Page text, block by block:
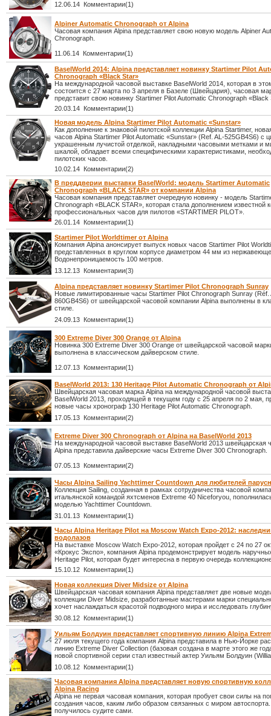
12.06.14 Комментарии(1)
Alpiner Automatic Chronograph от Alpina
Часовая компания Alpina представляет свою новую модель Alpiner
Chronograph.
11.06.14 Комментарии(1)
BaselWorld 2014: Alpina представляет новинку Startimer Pilot
Chronograph «Black Star»
На международной часовой выставке BaselWorld 2014, которая в
состоится с 27 марта по 3 апреля в Базеле (Швейцария), часовая
представит свою новинку Startimer Pilot Automatic Chronograph «Black
20.03.14 Комментарии(1)
Новая модель Alpina Startimer Pilot Automatic «Sunstar»
Как дополнение к знаковой пилотской коллекции Alpina Startimer,
часов Alpina Startimer Pilot Automatic «Sunstar» (Ref. AL-525GB4S6) с
украшенным лучистой отделкой, накладными часовыми метками и
шкалой, обладает всеми специфическими характеристиками,
пилотских часов.
10.02.14 Комментарии(2)
В преддверии выставки BaselWorld: модель Startimer Automatic
Chronograph «BLACK STAR» от компании Alpina
Часовая компания представляет очередную новинку - модель
Chronograph «BLACK STAR», которая стала дополнением известной
профессиональных часов для пилотов «STARTIMER PILOT».
26.01.14 Комментарии(1)
Startimer Pilot Worldtimer от Alpina
Компания Alpina анонсирует выпуск новых часов Startimer Pilot
представленных в круглом корпусе диаметром 44 мм из
Водонепроницаемость 100 метров.
13.12.13 Комментарии(3)
Alpina представляет новинку Startimer Pilot Chronograph Sunray
Новые лимитированные часы Startimer Pilot Chronograph Sunray (Réf.
860GB4S6) от швейцарской часовой компании Alpina выполнены в
стиле.
24.09.13 Комментарии(1)
300 Extreme Diver 300 Orange от Alpina
Новинка 300 Extreme Diver 300 Orange от швейцарской часовой
выполнена в классическом дайверском стиле.
12.07.13 Комментарии(1)
BaselWorld 2013: 130 Heritage Pilot Automatic Chronograph от
Швейцарская часовая марка Alpina на международной часовой
BaselWorld 2013, проходящей в текущем году с 25 апреля по 2 мая,
новые часы хронограф 130 Heritage Pilot Automatic Chronograph.
17.05.13 Комментарии(2)
Extreme Diver 300 Chronograph от Alpina на BaselWorld 2013
На международной часовой выставке BaselWorld 2013 швейцарская
Alpina представила дайверские часы Extreme Diver 300 Chronograph.
07.05.13 Комментарии(2)
Часы Alpina Sailing Yachttimer Countdown для любителей
Коллекция Sailing, созданная в рамках сотрудничества часовой
итальянской командой яхтсменов Extreme 40 Niceforyou,
моделью Yachttimer Countdown.
31.01.13 Комментарии(1)
Часы Alpina Heritage Pilot на Moscow Watch Expo-2012:
водолазов
На выставке Moscow Watch Expo-2012, которая пройдет с 24 по 27
«Крокус Экспо», компания Alpina продемонстрирует модель
Heritage Pilot, которая будет интересна в первую очередь
15.10.12 Комментарии(1)
Новая коллекция Diver Midsize от Alpina
Швейцарская часовая компания Alpina представляет две новые
коллекции Diver Midsize, разработанные мастерами марки
хочет наслаждаться красотой подводного мира и исследовать
30.08.12 Комментарии(1)
Уильям Болдуин представляет спортивную линию Alpina
27 июля текущего года компания Alpina представила в Нью-Йорке
линию Extreme Diver Collection (базовая создана в марте этого же
новой спортивной серии стал известный актер Уильям Болдуин
10.08.12 Комментарии(1)
Часовая компания Alpina представляет новую спортивную
Alpina Racing
Alpina не первая часовая компания, которая пробует свои силы на
создания часов, каким либо образом связанных с миром
получилось судите сами.